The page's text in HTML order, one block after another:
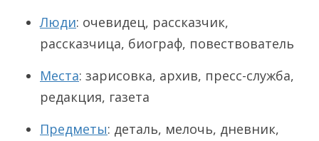
Люди: очевидец, рассказчик,
рассказчица, биограф, повествователь
Места: зарисовка, архив, пресс-служба,
редакция, газета
Предметы: деталь, мелочь, дневник,